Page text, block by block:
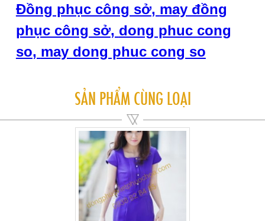
Đồng phục công sở, may đồng
phục công sở, dong phuc cong
so, may dong phuc cong so
SẢN PHẨM CÙNG LOẠI